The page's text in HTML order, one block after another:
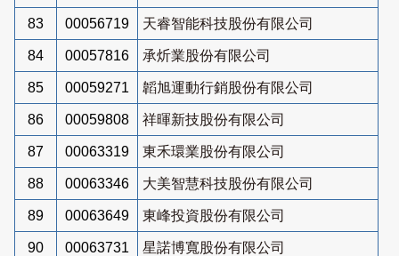
83 00056719 天睿智能科技股份有限公司
84 00057816 承炘業股份有限公司
85 00059271 韜旭運動行銷股份有限公司
86 00059808 祥暉新技股份有限公司
87 00063319 東禾環業股份有限公司
88 00063346 大美智慧科技股份有限公司
89 00063649 東峰投資股份有限公司
90 00063731 星諾博寬股份有限公司